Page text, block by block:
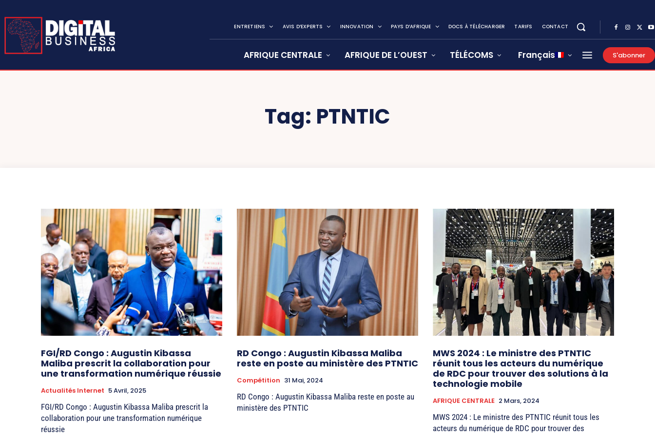
ENTRETIENS AVIS D’EXPERTS INNOVATION PAYS D’AFRIQUE DOCS À TÉLÉCHARGER TARIFS CONTACT
AFRIQUE CENTRALE AFRIQUE DE L’OUEST TÉLÉCOMS Français S'abonner
Tag: PTNTIC
FGI/RD Congo : Augustin Kibassa
Maliba prescrit la collaboration pour
une transformation numérique réussie
Actualités Internet 5 Avril, 2025
FGI/RD Congo : Augustin Kibassa Maliba prescrit la
collaboration pour une transformation numérique
réussie
RD Congo : Augustin Kibassa Maliba
reste en poste au ministère des PTNTIC
Compétition 31 Mai, 2024
RD Congo : Augustin Kibassa Maliba reste en poste au
ministère des PTNTIC
MWS 2024 : Le ministre des PTNTIC
réunit tous les acteurs du numérique
de RDC pour trouver des solutions à la
technologie mobile
AFRIQUE CENTRALE 2 Mars, 2024
MWS 2024 : Le ministre des PTNTIC réunit tous les
acteurs du numérique de RDC pour trouver des